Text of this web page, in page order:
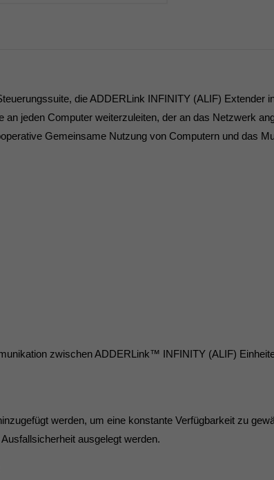
die ADDERLink INFINITY (ALIF) Extender
jeden Computer weiterzuleiten, der an das Netzwerk
Gemeinsame Nutzung von Computern und das
zwischen ADDERLink™ INFINITY (ALIF)
werden, um eine konstante Verfügbarkeit zu
ausgelegt werden.